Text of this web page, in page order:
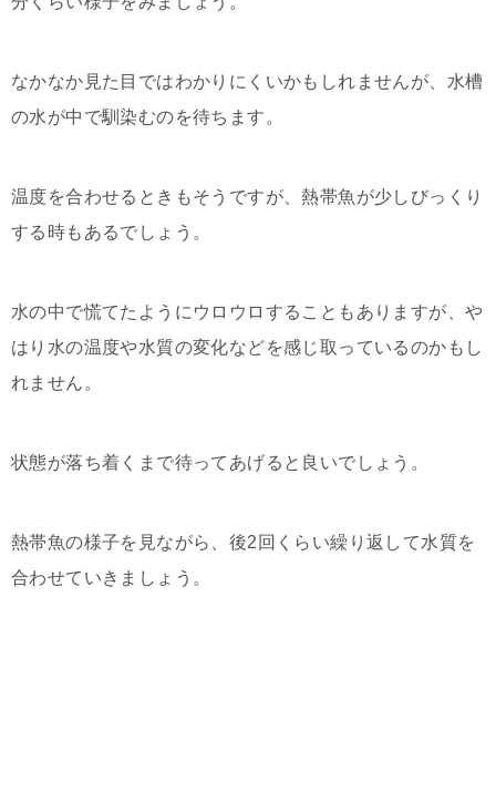
なかなか見た目ではわかりにくいかもしれませんが、水槽
の水が中で馴染むのを待ちます。
温度を合わせるときもそうですが、熱帯魚が少しびっくり
する時もあるでしょう。
水の中で慌てたようにウロウロすることもありますが、や
はり水の温度や水質の変化などを感じ取っているのかもし
れません。
状態が落ち着くまで待ってあげると良いでしょう。
熱帯魚の様子を見ながら、後2回くらい繰り返して水質を
合わせていきましょう。